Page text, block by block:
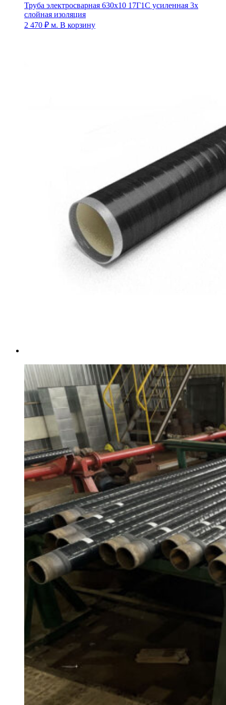
Труба электросварная 630х10 17Г1С усиленная 3х
слойная изоляция
2 470 ₽ м. В корзину